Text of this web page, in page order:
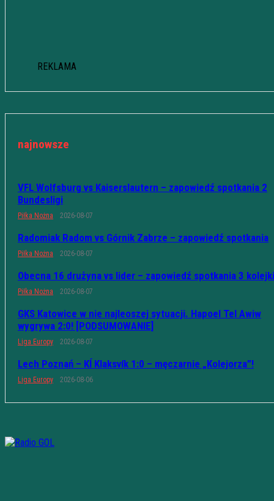
REKLAMA
najnowsze
VFL Wolfsburg vs Kaiserslautern – zapowiedź spotkania 2
Bundesligi
Piłka Nożna 2026-08-07
Radomiak Radom vs Górnik Zabrze – zapowiedź spotkania
Piłka Nożna 2026-08-07
Obecna 16 drużyna vs lider – zapowiedź spotkania 3 kolejki
Piłka Nożna 2026-08-07
GKS Katowice w nie najleoszej sytuacji. Hapoel Tel Awiw
wygrywa 2:0! [PODSUMOWANIE]
Liga Europy 2026-08-07
Lech Poznań – KÍ Klaksvík 1:0 – męczarnie „Kolejorza”!
Liga Europy 2026-08-06